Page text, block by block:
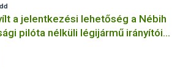
a jelentkezési lehetőség a Nébih
pilóta nélküli légijármű irányítói